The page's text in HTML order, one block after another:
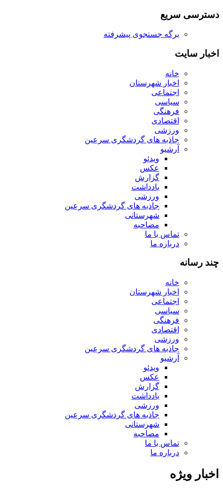
دسترسی سریع
برگه جستجوی پیشرفته
اخبار سایت
خانه
اخبار شهرستان
اجتماعی
سیاسی
فرهنگی
اقتصادی
ورزشی
جاذبه های گردشگری سرعین
آرشیو
ویدئو
عکس
گزارش
یادداشت
ورزشی
جاذبه های گردشگری سرعین
شهرستانی
مصاحبه
تماس با ما
درباره ما
چند رسانه
خانه
اخبار شهرستان
اجتماعی
سیاسی
فرهنگی
اقتصادی
ورزشی
جاذبه های گردشگری سرعین
آرشیو
ویدئو
عکس
گزارش
یادداشت
ورزشی
جاذبه های گردشگری سرعین
شهرستانی
مصاحبه
تماس با ما
درباره ما
اخبار ویژه